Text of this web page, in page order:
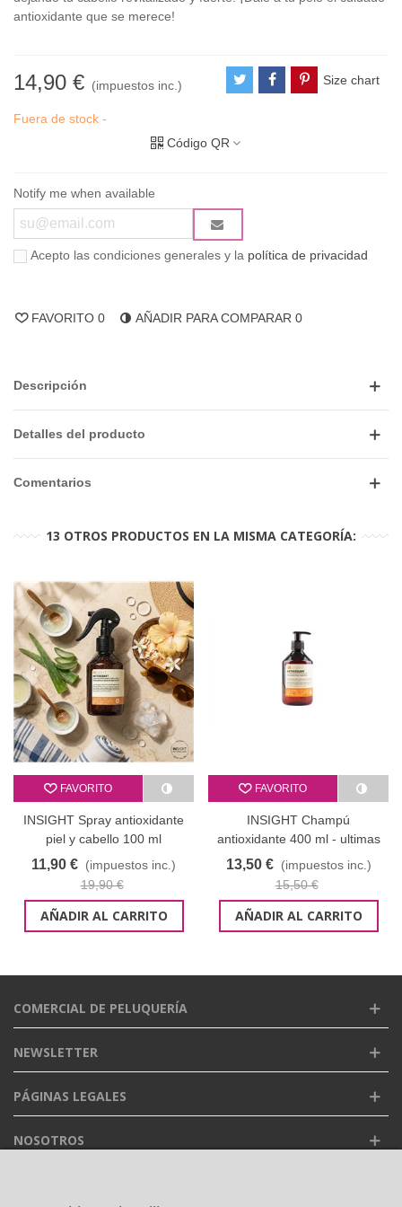
antioxidante que se merece!
14,90 € (impuestos inc.) Size chart
Fuera de stock -
Código QR
Notify me when available
Acepto las condiciones generales y la política de privacidad
FAVORITO 0 AÑADIR PARA COMPARAR 0
Descripción
Detalles del producto
Comentarios
13 OTROS PRODUCTOS EN LA MISMA CATEGORÍA:
FAVORITO
INSIGHT Spray antioxidante
piel y cabello 100 ml
11,90 € (impuestos inc.)
19,90 €
AÑADIR AL CARRITO
FAVORITO
INSIGHT Champú
antioxidante 400 ml - ultimas
unidades
13,50 € (impuestos inc.)
15,50 €
AÑADIR AL CARRITO
COMERCIAL DE PELUQUERÍA
NEWSLETTER
PÁGINAS LEGALES
NOSOTROS